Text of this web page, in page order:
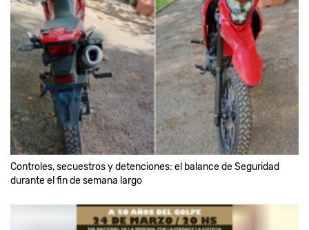
Controles, secuestros y detenciones: el balance de Seguridad
durante el fin de semana largo